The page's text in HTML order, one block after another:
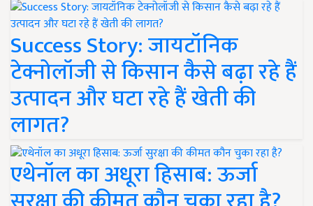
Success Story: जायटॉनिक
टेक्नोलॉजी से किसान कैसे बढ़ा रहे हैं
उत्पादन और घटा रहे हैं खेती की
लागत?
एथेनॉल का अधूरा हिसाब: ऊर्जा